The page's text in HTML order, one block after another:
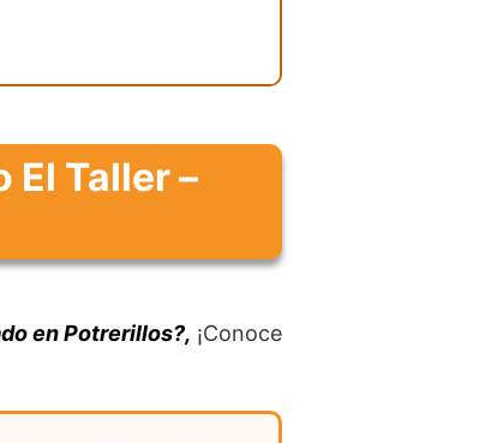
El Taller –
en Potrerillos?, ¡Conoce